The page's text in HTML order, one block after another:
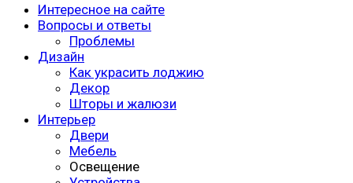
Интересное на сайте
Вопросы и ответы
Проблемы
Дизайн
Как украсить лоджию
Декор
Шторы и жалюзи
Интерьер
Двери
Мебель
Освещение